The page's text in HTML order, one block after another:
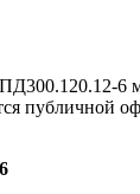
6
публичной